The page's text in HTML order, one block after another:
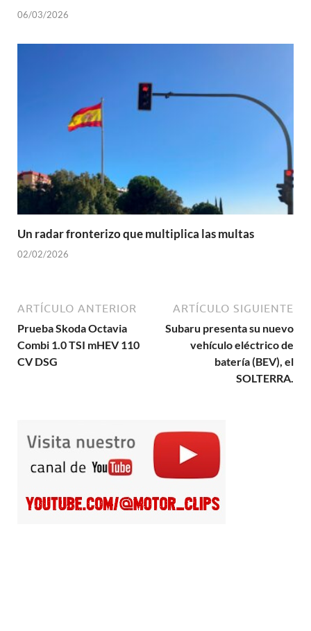
06/03/2026
Un radar fronterizo que multiplica las multas
02/02/2026
ARTÍCULO ANTERIOR
Prueba Skoda Octavia
Combi 1.0 TSI mHEV 110
CV DSG
ARTÍCULO SIGUIENTE
Subaru presenta su nuevo
vehículo eléctrico de
batería (BEV), el
SOLTERRA.